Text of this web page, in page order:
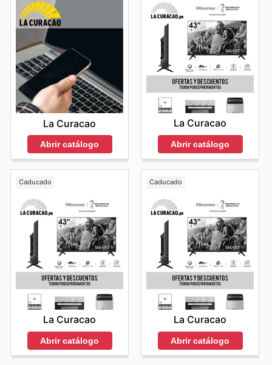
La Curacao
Abrir catálogo
La Curacao
Abrir catálogo
Caducado
La Curacao
Abrir catálogo
Caducado
La Curacao
Abrir catálogo